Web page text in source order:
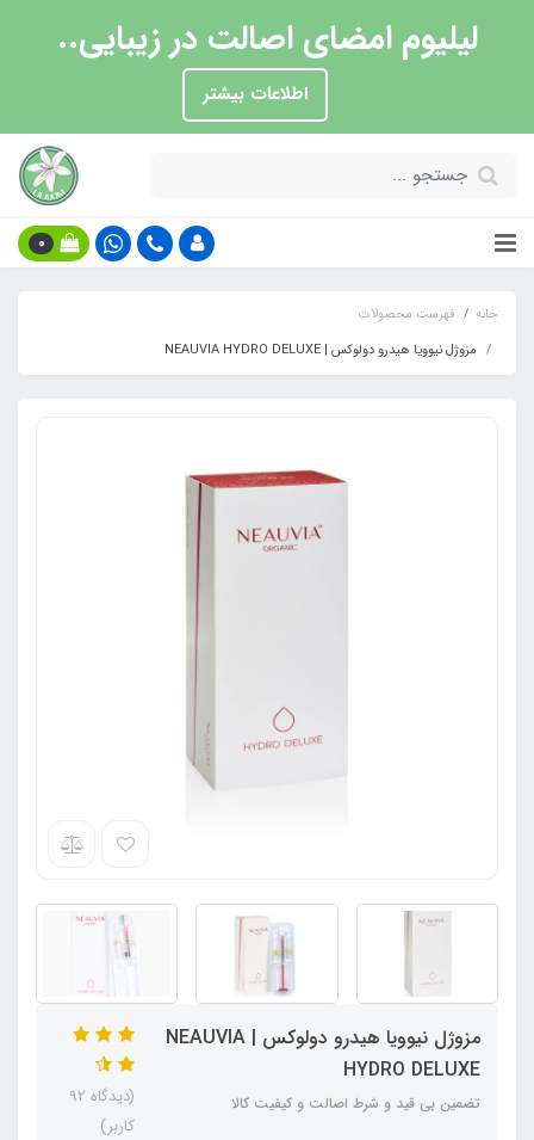
لیلیوم امضای اصالت در زیبایی..
اطلاعات بیشتر
0
خانه
فهرست محصولات
مزوژل نیوویا هیدرو دولوکس | NEAUVIA HYDRO DELUXE
مزوژل نیوویا هیدرو دولوکس | NEAUVIA
HYDRO DELUXE
تضمین بی قید و شرط اصالت و کیفیت کالا
(دیدگاه 92
کاربر)